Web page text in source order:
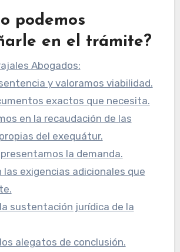
podemos
en el trámite?
Abogados:
y valoramos viabilidad.
exactos que necesita.
en la recaudación de las
del exequátur.
la demanda.
las exigencias adicionales que
sustentación jurídica de la
alegatos de conclusión.